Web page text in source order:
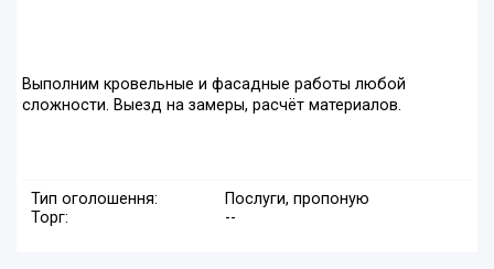
Выполним кровельные и фасадные работы любой
сложности. Выезд на замеры, расчёт материалов.
Тип оголошення:
Послуги, пропоную
Торг:
--